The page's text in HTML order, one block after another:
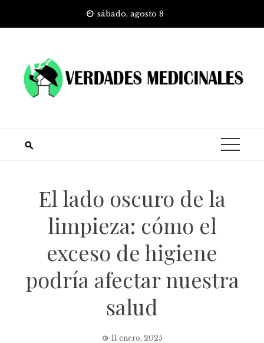
sábado, agosto 8
El lado oscuro de la
limpieza: cómo el
exceso de higiene
podría afectar nuestra
salud
11 enero, 2025